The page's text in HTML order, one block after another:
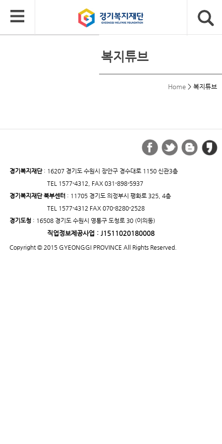
복지튜브
Home > 복지튜브
경기복지재단: 16207 경기도 수원시 장안구 경수대로 1150 신관3층
TEL 1577-4312, FAX 031-898-5937
경기복지재단 북부센터 : 11705 경기도 의정부시 평화로 325, 4층
TEL 1577-4312 FAX 070-8280-2528
경기도청: 16508 경기도 수원시 영통구 도청로 30 (이의동)
직업정보제공사업 : J1511020180008
Copyright © 2015 GYEONGGI PROVINCE All Rights Reserved.